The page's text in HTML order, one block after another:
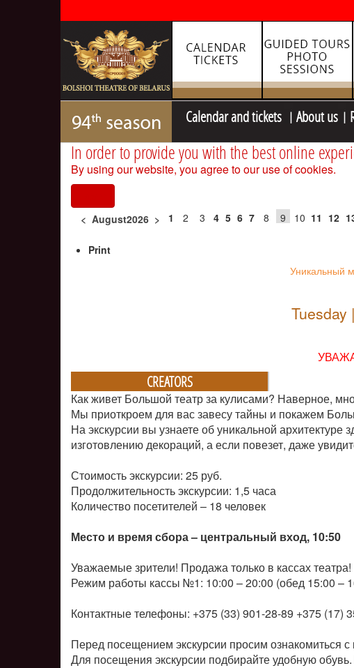
Calendar and tickets About us
In order to provide you with the best online
By using our website, you agree to our use of cookies.
< August2026 > 1 2 3 4 5 6 7 8 9 10 11 12
Print
Уникальный
Tuesday
CREATORS
Как живет Большой театр за кулисами? Наверное,
Мы приоткроем для вас завесу тайны и покажем
На экскурсии вы узнаете об уникальной
изготовлению декораций, а если повезет, даже
Стоимость экскурсии: 25 руб.
Продолжительность экскурсии: 1,5 часа
Количество посетителей – 18 человек
Место и время сбора – центральный вход, 10:50
Уважаемые зрители! Продажа только в кассах
Режим работы кассы №1: 10:00 – 20:00 (обед 15:00 –
Контактные телефоны: +375 (33) 901-28-89 +375 (17)
Перед посещением экскурсии просим ознакомиться
Для посещения экскурсии подбирайте удобную